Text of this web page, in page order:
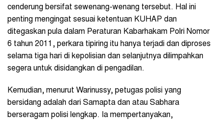
cenderung bersifat sewenang-wenang tersebut. Hal ini
penting mengingat sesuai ketentuan KUHAP dan
ditegaskan pula dalam Peraturan Kabarhakam Polri Nomor
6 tahun 2011, perkara tipiring itu hanya terjadi dan diproses
selama tiga hari di kepolisian dan selanjutnya dilimpahkan
segera untuk disidangkan di pengadilan.
Kemudian, menurut Warinussy, petugas polisi yang
bersidang adalah dari Samapta dan atau Sabhara
berseragam polisi lengkap. Ia mempertanyakan,